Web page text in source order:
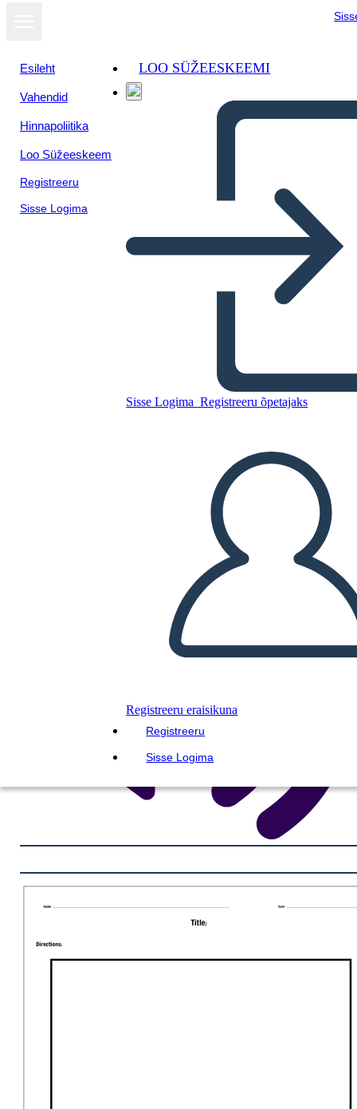
Esileht
Vahendid
Hinnapoliitika
Loo Süžeeskeem
Registreeru
Sisse Logima
LOO SÜŽEESKEEMI
Sisse Logima Registreeru õpetajaks
Registreeru eraisikuna
Registreeru
Sisse Logima
obrázkovým rámečkem
LUUA STORYBOARD
ESITA SLAIDIESITLUST
LOE MULLE
Kuva
slaidiseansina